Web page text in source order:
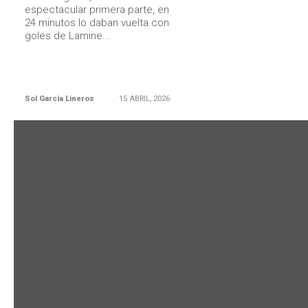
espectacular primera parte, en
24 minutos lo daban vuelta con
goles de Lamine...
Sol Garcia Lineros 15 ABRIL, 2026